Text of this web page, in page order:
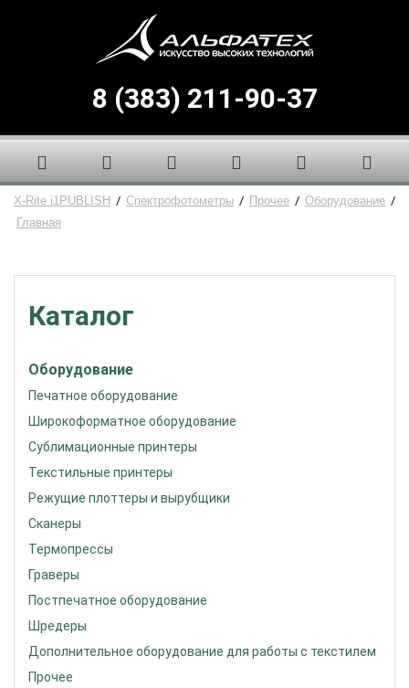
8 (383) 211-90-37
X-Rite i1PUBLISH / Спектрофотометры / Прочее / Оборудование /
Главная
Каталог
Оборудование
Печатное оборудование
Широкоформатное оборудование
Сублимационные принтеры
Текстильные принтеры
Режущие плоттеры и вырубщики
Сканеры
Термопрессы
Граверы
Постпечатное оборудование
Шредеры
Дополнительное оборудование для работы с текстилем
Прочее